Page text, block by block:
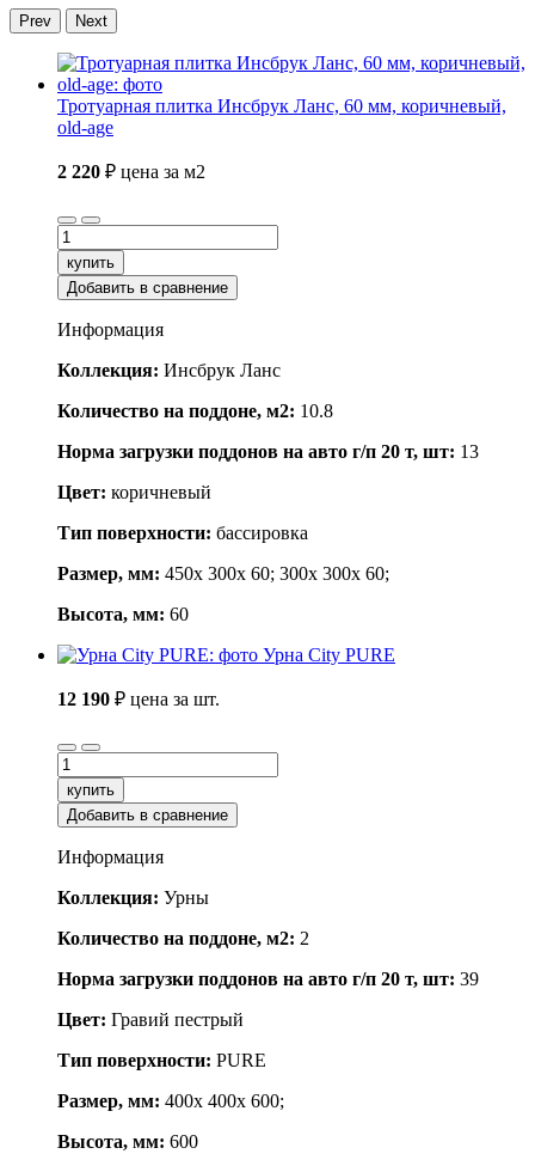
Prev Next
Тротуарная плитка Инсбрук Ланс, 60 мм, коричневый,
old-age
2 220 ₽ цена за м2
купить
Добавить в сравнение
Информация
Коллекция: Инсбрук Ланс
Количество на поддоне, м2: 10.8
Норма загрузки поддонов на авто г/п 20 т, шт: 13
Цвет: коричневый
Тип поверхности: бассировка
Размер, мм: 450x 300x 60; 300x 300x 60;
Высота, мм: 60
Урна City PURE
12 190 ₽ цена за шт.
купить
Добавить в сравнение
Информация
Коллекция: Урны
Количество на поддоне, м2: 2
Норма загрузки поддонов на авто г/п 20 т, шт: 39
Цвет: Гравий пестрый
Тип поверхности: PURE
Размер, мм: 400x 400x 600;
Высота, мм: 600